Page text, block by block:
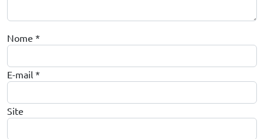
Nome *
E-mail *
Site